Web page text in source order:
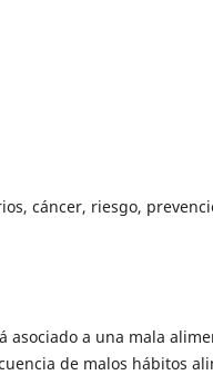
cáncer, riesgo,
asociado a una mala
de malos hábitos